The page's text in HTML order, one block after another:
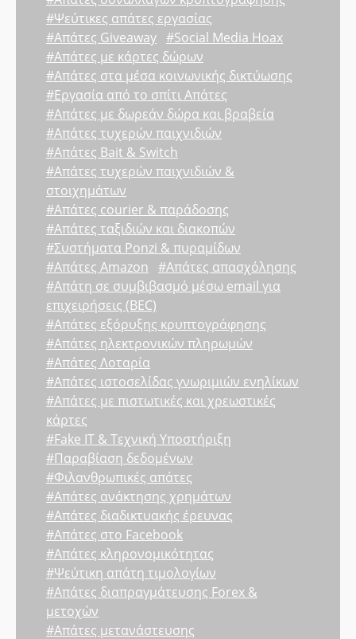
#Ψεύτικες απάτες εργασίας
#Απάτες Giveaway #Social Media Hoax
#Απάτες με κάρτες δώρων
#Απάτες στα μέσα κοινωνικής δικτύωσης
#Εργασία από το σπίτι Απάτες
#Απάτες με δωρεάν δώρα και βραβεία
#Απάτες τυχερών παιχνιδιών
#Απάτες Bait & Switch
#Απάτες τυχερών παιχνιδιών &
στοιχημάτων
#Απάτες courier & παράδοσης
#Απάτες ταξιδιών και διακοπών
#Συστήματα Ponzi & πυραμίδων
#Απάτες Amazon #Απάτες απασχόλησης
#Απάτη σε συμβιβασμό μέσω email για
επιχειρήσεις (BEC)
#Απάτες εξόρυξης κρυπτογράφησης
#Απάτες ηλεκτρονικών πληρωμών
#Απάτες Λοταρία
#Απάτες ιστοσελίδας γνωριμιών ενηλίκων
#Απάτες με πιστωτικές και χρεωστικές
κάρτες
#Fake IT & Τεχνική Υποστήριξη
#Παραβίαση δεδομένων
#Φιλανθρωπικές απάτες
#Απάτες ανάκτησης χρημάτων
#Απάτες διαδικτυακής έρευνας
#Απάτες στο Facebook
#Απάτες κληρονομικότητας
#Ψεύτικη απάτη τιμολογίων
#Απάτες διαπραγμάτευσης Forex &
μετοχών
#Απάτες μετανάστευσης